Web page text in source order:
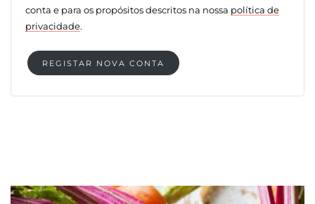
conta e para os propósitos descritos na nossa política de
privacidade.
REGISTAR NOVA CONTA